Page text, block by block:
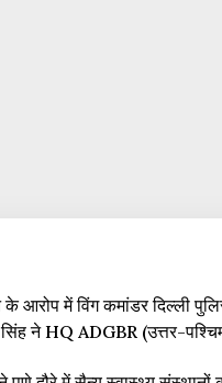
के आरोप में विंग कमांडर दिल्ली
ने HQ ADGBR (उत्तर-